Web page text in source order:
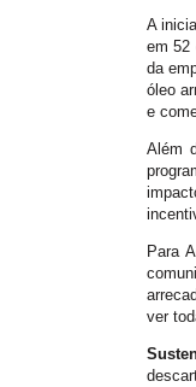
A
em 52
da
óleo
e
Além
Para
ver